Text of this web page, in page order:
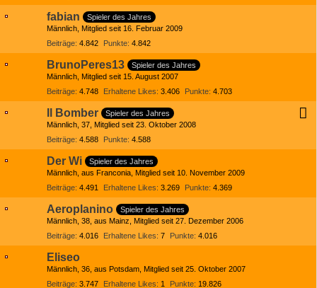
fabian
Spieler des Jahres
Männlich Mitglied seit 16. Februar 2009
Beiträge 4.842 Punkte 4.842
BrunoPeres13
Spieler des Jahres
Männlich Mitglied seit 15. August 2007
Beiträge 4.748 Erhaltene Likes 3.406 Punkte 4.703
Il Bomber
Spieler des Jahres
Männlich 37 Mitglied seit 23. Oktober 2008
Beiträge 4.588 Punkte 4.588
Der Wi
Spieler des Jahres
Männlich aus Franconia Mitglied seit 10. November 2009
Beiträge 4.491 Erhaltene Likes 3.269 Punkte 4.369
Aeroplanino
Spieler des Jahres
Männlich 38 aus Mainz Mitglied seit 27. Dezember 2006
Beiträge 4.016 Erhaltene Likes 7 Punkte 4.016
Eliseo
Männlich 36 aus Potsdam Mitglied seit 25. Oktober 2007
Beiträge 3.747 Erhaltene Likes 1 Punkte 19.826